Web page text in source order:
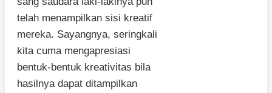
telah menampilkan sisi kreatif
mereka. Sayangnya, seringkali
kita cuma mengapresiasi
bentuk-bentuk kreativitas bila
hasilnya dapat ditampilkan